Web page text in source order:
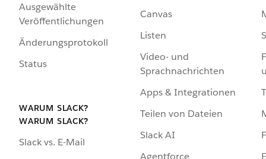
Ausgewählte
Veröffentlichungen
Änderungsprotokoll
Status
WARUM SLACK?
WARUM SLACK?
Slack vs. E-Mail
Canvas
Listen
Video- und
Sprachnachrichten
Apps & Integrationen
Teilen von Dateien
Slack AI
Agentforce